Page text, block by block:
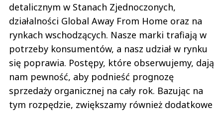
detalicznym w Stanach Zjednoczonych,
działalności Global Away From Home oraz na
rynkach wschodzących. Nasze marki trafiają w
potrzeby konsumentów, a nasz udział w rynku
się poprawia. Postępy, które obserwujemy, dają
nam pewność, aby podnieść prognozę
sprzedaży organicznej na cały rok. Bazując na
tym rozpędzie, zwiększamy również dodatkowe